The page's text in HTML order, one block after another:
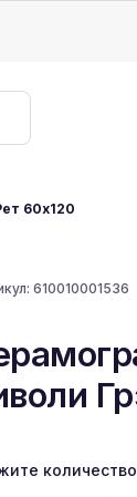
60x120
610010001536